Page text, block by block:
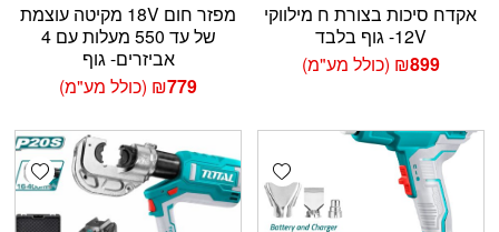
אקדח סיכות בצורת ח מילווקי
12V- גוף בלבד
₪899 (כולל מע"מ)
מפזר חום 18V מקיטה עוצמת
של עד 550 מעלות עם 4
אביזרים- גוף
₪779 (כולל מע"מ)
Add wishlist